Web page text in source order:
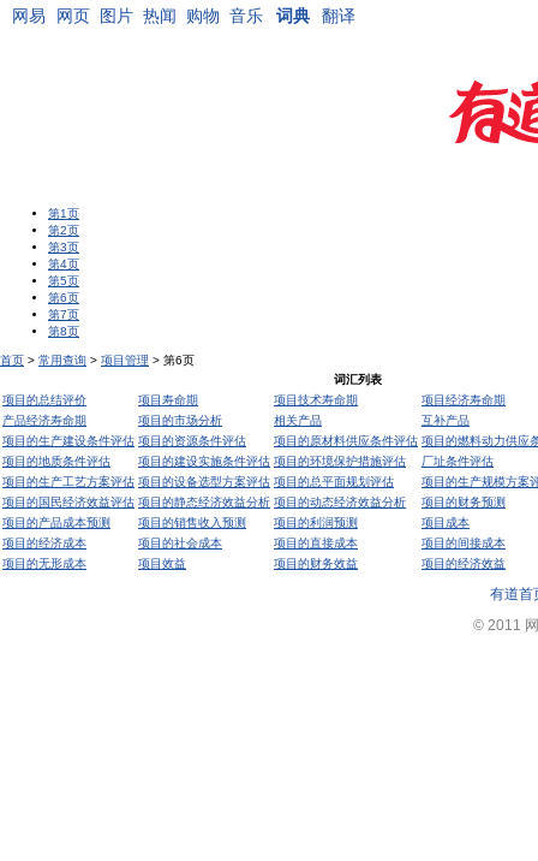
网易 网页 图片 热闻 购物 音乐 词典 翻译
第1页
第2页
第3页
第4页
第5页
第6页
第7页
第8页
首页 > 常用查询 > 项目管理 > 第6页
词汇列表
项目的总结评价
项目寿命期 项目技术寿命期
项目经济寿命期
产品经济寿命期
项目的市场分析 相关产品
互补产品
项目的生产建设条件评估 项目的资源条件评估 项目的原材料供应条件评估 项目的燃料动力供应
项目的地质条件评估
项目的建设实施条件评估 项目的环境保护措施评估
厂址条件评估
项目的生产工艺方案评估 项目的设备选型方案评估 项目的总平面规划评估
项目的生产规模方案
项目的国民经济效益评估 项目的静态经济效益分析 项目的动态经济效益分析
项目的财务预测
项目的产品成本预测
项目的销售收入预测 项目的利润预测
项目成本
项目的经济成本
项目的社会成本 项目的直接成本
项目的间接成本
项目的无形成本
项目效益 项目的财务效益 项目的经济效益
有道首
© 2011